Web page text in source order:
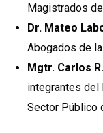
Magistrados
Dr. Mateo
Abogados de
Mgtr. Carlos
integrantes del
Sector Público